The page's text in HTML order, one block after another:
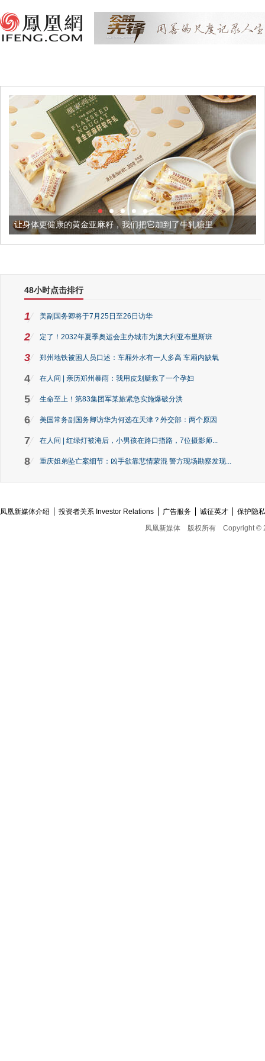
康的黄金亚麻籽，我们把它加到了牛轧糖里 被列入佛家七
48小时点击排行
1 美副国务卿将于7月25日至26日访华
2 定了！2032年夏季奥运会主办城市为澳大利亚布里斯班
3 郑州地铁被困人员口述：车厢外水有一人多高 车厢内缺氧
4 在人间 | 亲历郑州暴雨：我用皮划艇救了一个孕妇
5 生命至上！第83集团军某旅紧急实施爆破分洪
6 美国常务副国务卿访华为何选在天津？外交部：两个原因
7 在人间 | 红绿灯被淹后，小男孩在路口指路，7位摄影师...
8 重庆姐弟坠亡案细节：凶手欲靠悲情蒙混 警方现场勘察发现...
凤凰新媒体介绍 投资者关系 Investor Relations 广告服务 诚征英才
保护隐
凤凰新媒体
版权所有 Copyright ©